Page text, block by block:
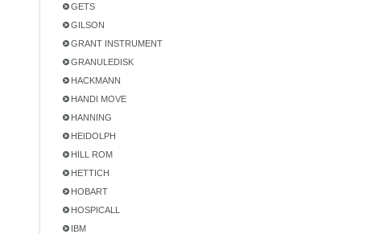
GETS
GILSON
GRANT INSTRUMENT
GRANULEDISK
HACKMANN
HANDI MOVE
HANNING
HEIDOLPH
HILL ROM
HETTICH
HOBART
HOSPICALL
IBM